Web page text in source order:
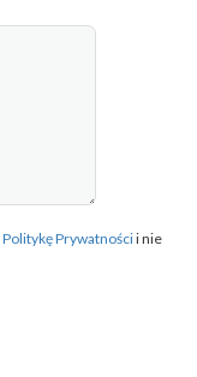
Politykę Prywatnościi nie